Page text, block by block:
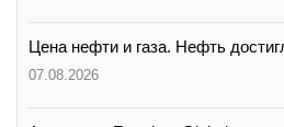
Цена нефти и газа. Нефть
07.08.2026